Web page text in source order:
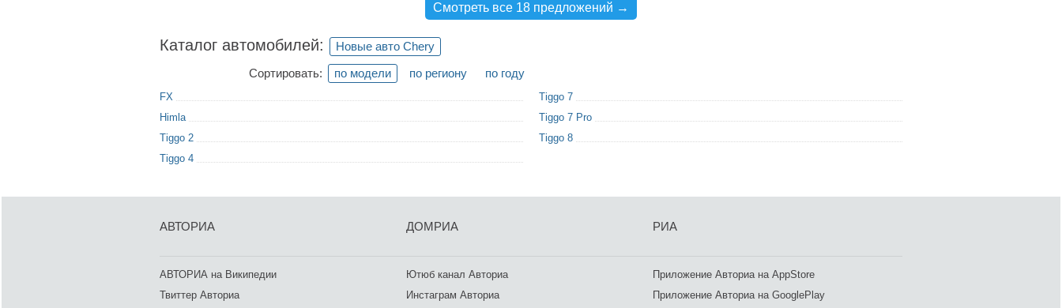
Смотреть все 18 предложений →
Каталог автомобилей:
Новые авто Chery
Сортировать:
по модели по региону по году
FX
Himla
Tiggo 2
Tiggo 4
Tiggo 7
Tiggo 7 Pro
Tiggo 8
АВТОРИА ДОМРИА РИА
АВТОРИА на Википедии
Твиттер Авториа
Ютюб канал Авториа
Инстаграм Авториа
Приложение Авториа на AppStore
Приложение Авториа на GooglePlay